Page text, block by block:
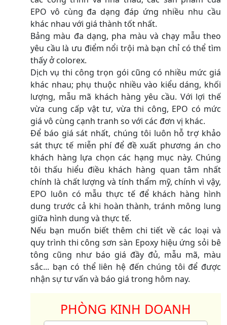
EPO vô cùng đa dạng đáp ứng nhiều nhu cầu
khác nhau với giá thành tốt nhất.
Bảng màu đa dạng, pha màu và chạy mẫu theo
yêu cầu là ưu điểm nổi trội mà bạn chỉ có thể tìm
thấy ở colorex.
Dịch vụ thi công trọn gói cũng có nhiều mức giá
khác nhau; phụ thuộc nhiều vào kiểu dáng, khối
lượng, mẫu mã khách hàng yêu cầu. Với lợi thế
vừa cung cấp vật tư, vừa thi công, EPO có mức
giá vô cùng cạnh tranh so với các đơn vị khác.
Để báo giá sát nhất, chúng tôi luôn hỗ trợ khảo
sát thực tế miễn phí để đề xuất phương án cho
khách hàng lựa chọn các hạng mục này. Chúng
tôi thấu hiểu điều khách hàng quan tâm nhất
chính là chất lượng và tính thẩm mỹ, chính vì vậy,
EPO luôn có mẫu thực tế để khách hàng hình
dung trước cả khi hoàn thành, tránh mông lung
giữa hình dung và thực tế.
Nếu bạn muốn biết thêm chi tiết về các loại và
quy trình thi công sơn sàn Epoxy hiệu ứng sỏi bê
tông cũng như báo giá đầy đủ, mẫu mã, màu
sắc... bạn có thể liên hệ đến chúng tôi để được
nhận sự tư vấn và báo giá trong hôm nay.
PHÒNG KINH DOANH